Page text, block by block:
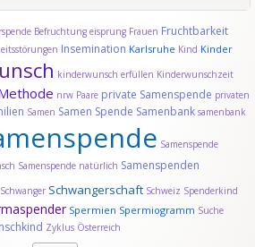
Befruchtung eisprung Frauen Fruchtbarkeit
Insemination Karlsruhe Kind Kinder
kinderwunsch erfüllen Kinderwunschzeit
nrw Paare private Samenspende privaten
Samen Samen Spende Samenbank samenbank
Samenspende
Samenspende natürlich Samenspenden
Schwanger Schwangerschaft Schweiz Spenderkind
Spermien Spermiogramm Suche
Zyklus Österreich